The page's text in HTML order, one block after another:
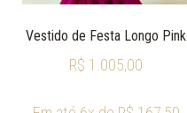
Vestido de Festa Longo Pink
R$ 1.005,00